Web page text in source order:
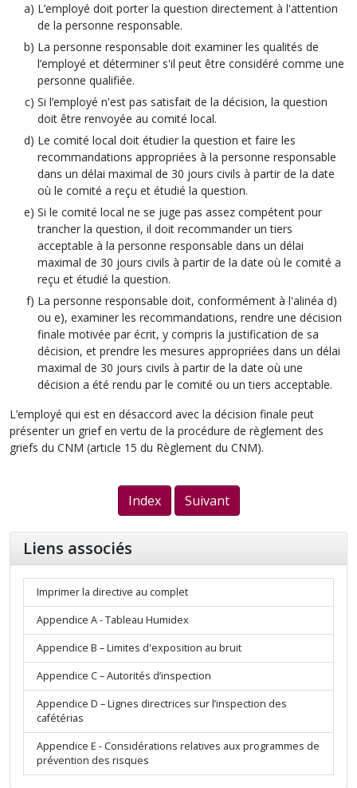
L’employé doit porter la question directement à l'attention
de la personne responsable.
La personne responsable doit examiner les qualités de
l’employé et déterminer s'il peut être considéré comme une
personne qualifiée.
Si l’employé n'est pas satisfait de la décision, la question
doit être renvoyée au comité local.
Le comité local doit étudier la question et faire les
recommandations appropriées à la personne responsable
dans un délai maximal de 30 jours civils à partir de la date
où le comité a reçu et étudié la question.
Si le comité local ne se juge pas assez compétent pour
trancher la question, il doit recommander un tiers
acceptable à la personne responsable dans un délai
maximal de 30 jours civils à partir de la date où le comité a
reçu et étudié la question.
La personne responsable doit, conformément à l'alinéa d)
ou e), examiner les recommandations, rendre une décision
finale motivée par écrit, y compris la justification de sa
décision, et prendre les mesures appropriées dans un délai
maximal de 30 jours civils à partir de la date où une
décision a été rendu par le comité ou un tiers acceptable.
L’employé qui est en désaccord avec la décision finale peut
présenter un grief en vertu de la procédure de règlement des
griefs du CNM (article 15 du Règlement du CNM).
Index Suivant
Liens associés
Imprimer la directive au complet
Appendice A - Tableau Humidex
Appendice B – Limites d'exposition au bruit
Appendice C – Autorités d’inspection
Appendice D – Lignes directrices sur l’inspection des
cafétérias
Appendice E - Considérations relatives aux programmes de
prévention des risques